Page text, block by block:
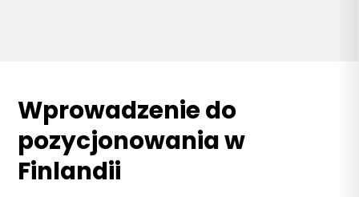
Wprowadzenie do
pozycjonowania w
Finlandii